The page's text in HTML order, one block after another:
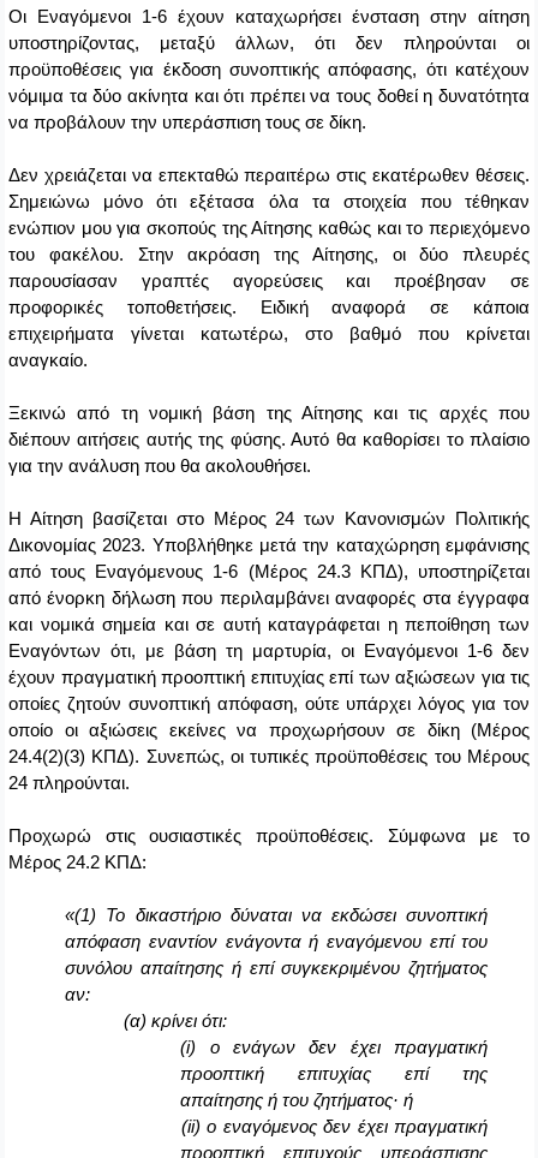
Οι Εναγόμενοι 1-6 έχουν καταχωρήσει ένσταση στην αίτηση
υποστηρίζοντας, μεταξύ άλλων, ότι δεν πληρούνται οι
προϋποθέσεις για έκδοση συνοπτικής απόφασης, ότι κατέχουν
νόμιμα τα δύο ακίνητα και ότι πρέπει να τους δοθεί η δυνατότητα
να προβάλουν την υπεράσπιση τους σε δίκη.
Δεν χρειάζεται να επεκταθώ περαιτέρω στις εκατέρωθεν θέσεις.
Σημειώνω μόνο ότι εξέτασα όλα τα στοιχεία που τέθηκαν
ενώπιον μου για σκοπούς της Αίτησης καθώς και το περιεχόμενο
του φακέλου. Στην ακρόαση της Αίτησης, οι δύο πλευρές
παρουσίασαν γραπτές αγορεύσεις και προέβησαν σε
προφορικές τοποθετήσεις. Ειδική αναφορά σε κάποια
επιχειρήματα γίνεται κατωτέρω, στο βαθμό που κρίνεται
αναγκαίο.
Ξεκινώ από τη νομική βάση της Αίτησης και τις αρχές που
διέπουν αιτήσεις αυτής της φύσης. Αυτό θα καθορίσει το πλαίσιο
για την ανάλυση που θα ακολουθήσει.
Η Αίτηση βασίζεται στο Μέρος 24 των Κανονισμών Πολιτικής
Δικονομίας 2023. Υποβλήθηκε μετά την καταχώρηση εμφάνισης
από τους Εναγόμενους 1-6 (Μέρος 24.3 ΚΠΔ), υποστηρίζεται
από ένορκη δήλωση που περιλαμβάνει αναφορές στα έγγραφα
και νομικά σημεία και σε αυτή καταγράφεται η πεποίθηση των
Εναγόντων ότι, με βάση τη μαρτυρία, οι Εναγόμενοι 1-6 δεν
έχουν πραγματική προοπτική επιτυχίας επί των αξιώσεων για τις
οποίες ζητούν συνοπτική απόφαση, ούτε υπάρχει λόγος για τον
οποίο οι αξιώσεις εκείνες να προχωρήσουν σε δίκη (Μέρος
24.4(2)(3) ΚΠΔ). Συνεπώς, οι τυπικές προϋποθέσεις του Μέρους
24 πληρούνται.
Προχωρώ στις ουσιαστικές προϋποθέσεις. Σύμφωνα με το
Μέρος 24.2 ΚΠΔ:
«(1) Το δικαστήριο δύναται να εκδώσει συνοπτική
απόφαση εναντίον ενάγοντα ή εναγόμενου επί του
συνόλου απαίτησης ή επί συγκεκριμένου ζητήματος
αν:
(α) κρίνει ότι:
(i) ο ενάγων δεν έχει πραγματική
προοπτική επιτυχίας επί της
απαίτησης ή του ζητήματος· ή
(ii) ο εναγόμενος δεν έχει πραγματική
προοπτική επιτυχούς υπεράσπισης